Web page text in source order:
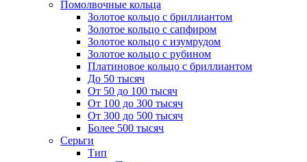
Помолвочные кольца
Золотое кольцо с бриллиантом
Золотое кольцо с сапфиром
Золотое кольцо с изумрудом
Золотое кольцо с рубином
Платиновое кольцо с бриллиантом
До 50 тысяч
От 50 до 100 тысяч
От 100 до 300 тысяч
От 300 до 500 тысяч
Более 500 тысяч
Серьги
Тип